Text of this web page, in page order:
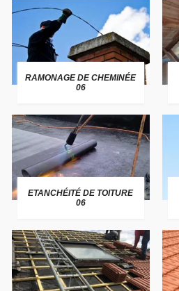
RAMONAGE DE CHEMINÉE
06
ETANCHÉITÉ DE TOITURE
06